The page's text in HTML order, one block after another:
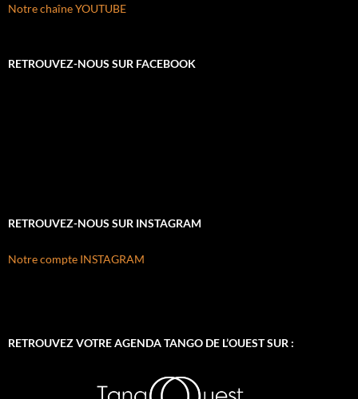
Notre chaîne YOUTUBE
RETROUVEZ-NOUS SUR FACEBOOK
RETROUVEZ-NOUS SUR INSTAGRAM
Notre compte INSTAGRAM
RETROUVEZ VOTRE AGENDA TANGO DE L’OUEST SUR :